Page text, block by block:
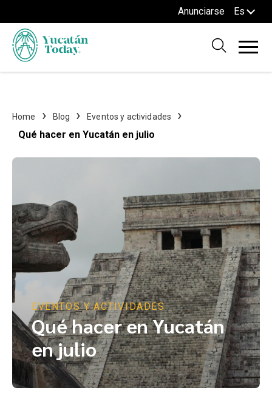
Anunciarse Es
Home Blog Eventos y actividades
Qué hacer en Yucatán en julio
EVENTOS Y ACTIVIDADES
Qué hacer en Yucatán
en julio